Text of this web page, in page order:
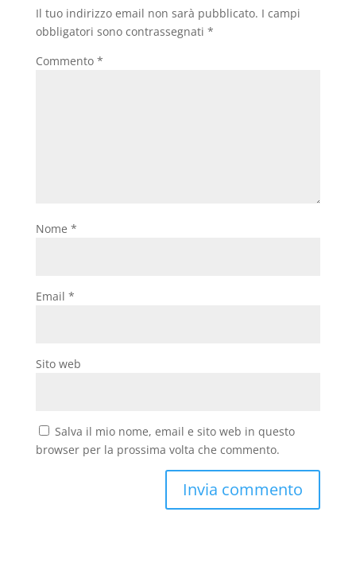
Il tuo indirizzo email non sarà pubblicato. I campi
obbligatori sono contrassegnati *
Commento *
Nome *
Email *
Sito web
Salva il mio nome, email e sito web in questo
browser per la prossima volta che commento.